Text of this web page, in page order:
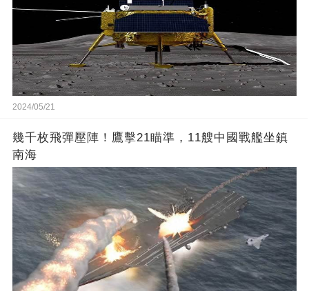
2024/05/21
幾千枚飛彈壓陣！鷹擊21瞄準，11艘中國戰艦坐鎮
南海